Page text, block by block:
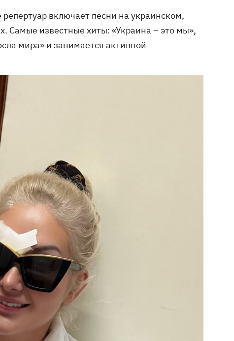
включает песни на украинском,
Самые известные хиты: «Украина – это мы»,
мира» и занимается активной